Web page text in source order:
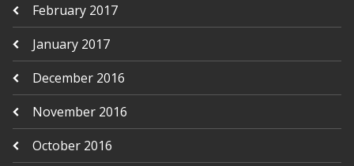
February 2017
January 2017
December 2016
November 2016
October 2016